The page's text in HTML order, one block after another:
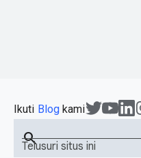
Ikuti Blog kami
Telusuri situs ini
search